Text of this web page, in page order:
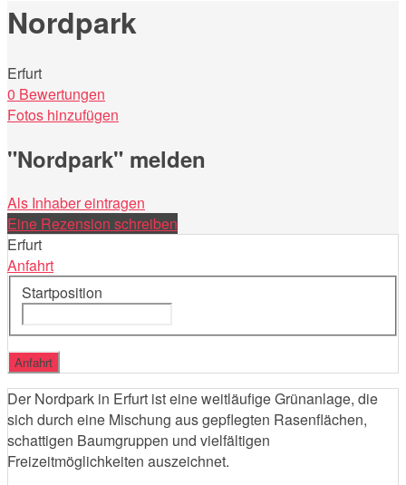
Nordpark
Erfurt
0 Bewertungen
Fotos hinzufügen
"Nordpark" melden
Als Inhaber eintragen
Eine Rezension schreiben
Erfurt
Anfahrt
Startposition
Der Nordpark in Erfurt ist eine weitläufige Grünanlage, die
sich durch eine Mischung aus gepflegten Rasenflächen,
schattigen Baumgruppen und vielfältigen
Freizeitmöglichkeiten auszeichnet.